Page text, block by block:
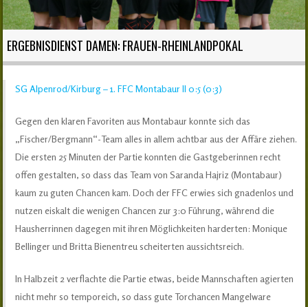
ERGEBNISDIENST DAMEN: FRAUEN-RHEINLANDPOKAL
SG Alpenrod/Kirburg – 1. FFC Montabaur II 0:5 (0:3)
Gegen den klaren Favoriten aus Montabaur konnte sich das
„Fischer/Bergmann“-Team alles in allem achtbar aus der Affäre ziehen.
Die ersten 25 Minuten der Partie konnten die Gastgeberinnen recht
offen gestalten, so dass das Team von Saranda Hajriz (Montabaur)
kaum zu guten Chancen kam. Doch der FFC erwies sich gnadenlos und
nutzen eiskalt die wenigen Chancen zur 3:0 Führung, während die
Hausherrinnen dagegen mit ihren Möglichkeiten harderten: Monique
Bellinger und Britta Bienentreu scheiterten aussichtsreich.
In Halbzeit 2 verflachte die Partie etwas, beide Mannschaften agierten
nicht mehr so temporeich, so dass gute Torchancen Mangelware